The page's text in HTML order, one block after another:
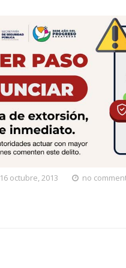
16 octubre, 2013 no